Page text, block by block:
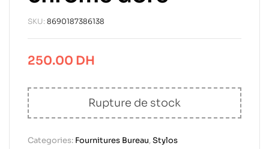
SKU: 8690187386138
250.00 DH
Rupture de stock
Categories: Fournitures Bureau,Stylos